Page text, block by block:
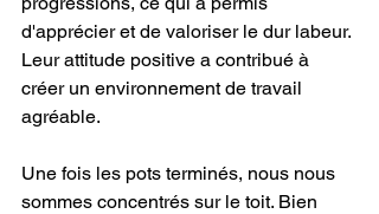
d'apprécier et de valoriser le dur labeur.
Leur attitude positive a contribué à
créer un environnement de travail
agréable.
Une fois les pots terminés, nous nous
sommes concentrés sur le toit. Bien